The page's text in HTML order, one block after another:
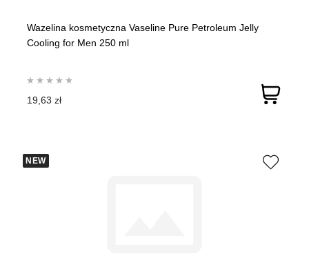
Wazelina kosmetyczna Vaseline Pure Petroleum Jelly
Cooling for Men 250 ml
19,63 zł
NEW